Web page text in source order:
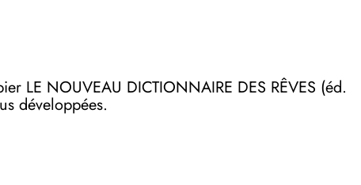
LE NOUVEAU DICTIONNAIRE DES RÊVES (éd.
développées.